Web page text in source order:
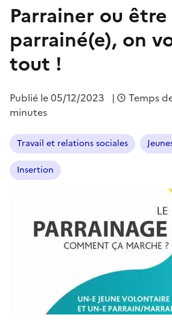
Parrainer ou être
parrainé(e), on
tout !
Publié le05/12/2023 |
Temps
minutes
Travail et relations sociales
Insertion